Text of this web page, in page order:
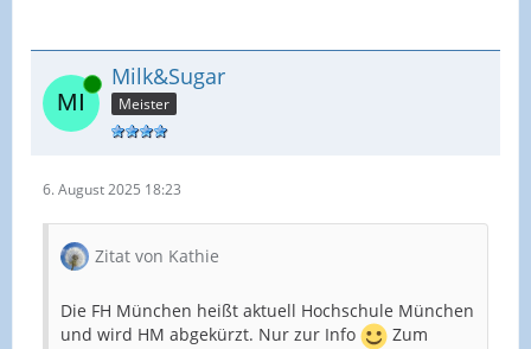
Online Milk&Sugar
Meister
6. August 2025 18:23
Zitat von Kathie
Die FH München heißt aktuell Hochschule München
und wird HM abgekürzt. Nur zur Info
Zum